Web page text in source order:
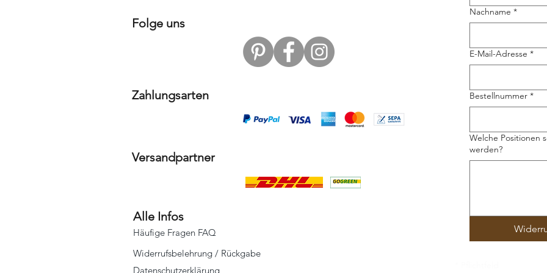
Folge uns
Zahlungsarten
Nachname *
E-Mail-Adresse *
Bestellnummer *
Welche Positionen
werden?
Versandpartner
Alle Infos
Häufige Fragen FAQ
Widerrufsbelehrung / Rückgabe
Datenschutzerklärung